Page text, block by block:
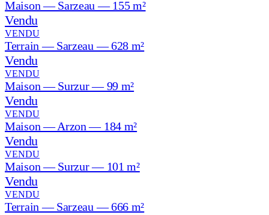
Maison — Sarzeau — 155 m²
Vendu
VENDU
Terrain — Sarzeau — 628 m²
Vendu
VENDU
Maison — Surzur — 99 m²
Vendu
VENDU
Maison — Arzon — 184 m²
Vendu
VENDU
Maison — Surzur — 101 m²
Vendu
VENDU
Terrain — Sarzeau — 666 m²